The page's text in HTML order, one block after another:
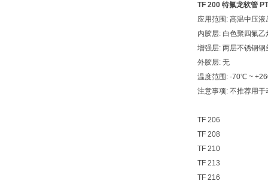
TF 200 特氟龙软管
应用范围: 高温中压
内胶层: 白色聚四氟
增强层: 两层不锈钢钢
外胶层: 无
温度范围: -70℃ ~
注意事项: 不推荐用
TF 206
TF 208
TF 210
TF 213
TF 216